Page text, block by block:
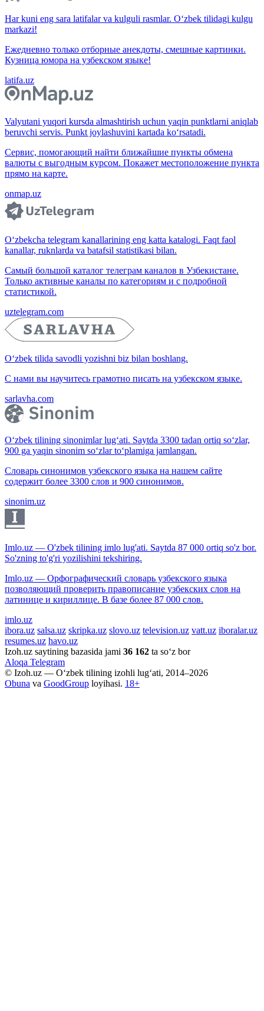
Har kuni eng sara latifalar va kulguli rasmlar. O‘zbek tilidagi kulgu
markazi!
Ежедневно только отборные анекдоты, смешные картинки.
Кузница юмора на узбекском языке!
latifa.uz
Valyutani yuqori kursda almashtirish uchun yaqin punktlarni aniqlab
beruvchi servis. Punkt joylashuvini kartada ko‘rsatadi.
Сервис, помогающий найти ближайшие пункты обмена
валюты с выгодным курсом. Покажет местоположение пункта
прямо на карте.
onmap.uz
O‘zbekcha telegram kanallarining eng katta katalogi. Faqt faol
kanallar, ruknlarda va batafsil statistikasi bilan.
Самый большой каталог телеграм каналов в Узбекистане.
Только активные каналы по категориям и с подробной
статистикой.
uztelegram.com
O‘zbek tilida savodli yozishni biz bilan boshlang.
С нами вы научитесь грамотно писать на узбекском языке.
sarlavha.com
O‘zbek tilining sinonimlar lug‘ati. Saytda 3300 tadan ortiq so‘zlar,
900 ga yaqin sinonim so‘zlar to‘plamiga jamlangan.
Словарь синонимов узбекского языка на нашем сайте
содержит более 3300 слов и 900 синонимов.
sinonim.uz
Imlo.uz — O'zbek tilining imlo lug'ati. Saytda 87 000 ortiq so'z bor.
So'zning to'g'ri yozilishini tekshiring.
Imlo.uz — Орфографический словарь узбекского языка
позволяющий проверить правописание узбекских слов на
латинице и кириллице. В базе более 87 000 слов.
imlo.uz
ibora.uz salsa.uz skripka.uz slovo.uz television.uz vatt.uz iboralar.uz
resumes.uz havo.uz
Izoh.uz saytining bazasida jami 36 162 ta so‘z bor
Aloqa Telegram
© Izoh.uz — O‘zbek tilining izohli lug‘ati, 2014–2026
Obuna va GoodGroup loyihasi. 18+